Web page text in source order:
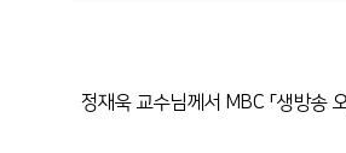
정재욱 교수님께서 MBC 「생방송